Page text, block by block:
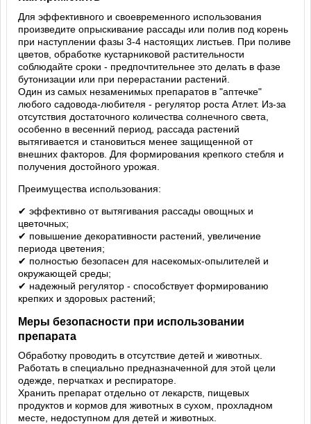
Для эффективного и своевременного использования
произведите опрыскивание рассады или полив под корень
при наступлении фазы 3-4 настоящих листьев. При поливе
цветов, обработке кустарниковой растительности
соблюдайте сроки - предпочтительнее это делать в фазе
бутонизации или при перерастании растений.
Один из самых незаменимых препаратов в "аптечке"
любого садовода-любителя - регулятор роста Атлет. Из-за
отсутствия достаточного количества солнечного света,
особенно в весенний период, рассада растений
вытягивается и становиться менее защищенной от
внешних факторов. Для формирования крепкого стебля и
получения достойного урожая.
Преимущества использования:
✔ эффективно от вытягивания рассады овощных и
цветочных;
✔ повышение декоративности растений, увеличение
периода цветения;
✔ полностью безопасен для насекомых-опылителей и
окружающей среды;
✔ надежный регулятор - способствует формированию
крепких и здоровых растений;
Меры безопасности при использовании
препарата
Обработку проводить в отсутствие детей и животных.
Работать в специально предназначенной для этой цели
одежде, перчатках и респираторе.
Хранить препарат отдельно от лекарств, пищевых
продуктов и кормов для животных в сухом, прохладном
месте, недоступном для детей и животных.